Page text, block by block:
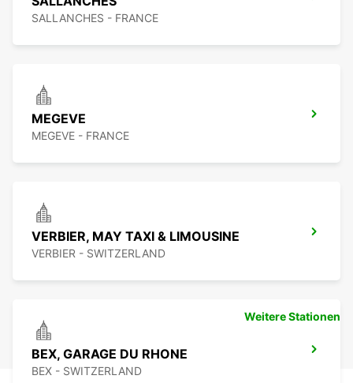
SALLANCHES - FRANCE
MEGEVE
MEGEVE - FRANCE
VERBIER, MAY TAXI & LIMOUSINE
VERBIER - SWITZERLAND
BEX, GARAGE DU RHONE
BEX - SWITZERLAND
Weitere Stationen